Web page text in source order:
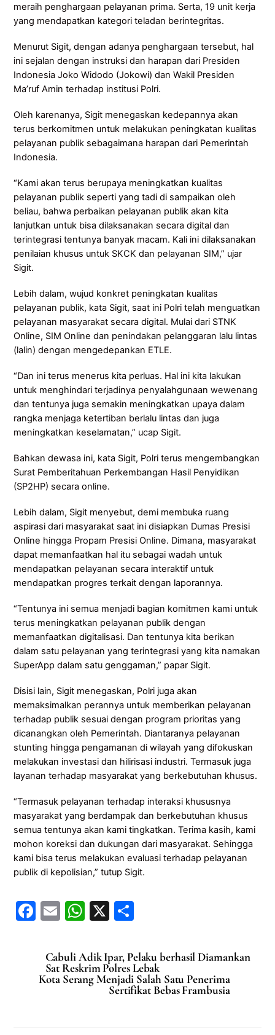
meraih penghargaan pelayanan prima. Serta, 19 unit kerja
yang mendapatkan kategori teladan berintegritas.
Menurut Sigit, dengan adanya penghargaan tersebut, hal
ini sejalan dengan instruksi dan harapan dari Presiden
Indonesia Joko Widodo (Jokowi) dan Wakil Presiden
Ma’ruf Amin terhadap institusi Polri.
Oleh karenanya, Sigit menegaskan kedepannya akan
terus berkomitmen untuk melakukan peningkatan kualitas
pelayanan publik sebagaimana harapan dari Pemerintah
Indonesia.
“Kami akan terus berupaya meningkatkan kualitas
pelayanan publik seperti yang tadi di sampaikan oleh
beliau, bahwa perbaikan pelayanan publik akan kita
lanjutkan untuk bisa dilaksanakan secara digital dan
terintegrasi tentunya banyak macam. Kali ini dilaksanakan
penilaian khusus untuk SKCK dan pelayanan SIM,” ujar
Sigit.
Lebih dalam, wujud konkret peningkatan kualitas
pelayanan publik, kata Sigit, saat ini Polri telah menguatkan
pelayanan masyarakat secara digital. Mulai dari STNK
Online, SIM Online dan penindakan pelanggaran lalu lintas
(lalin) dengan mengedepankan ETLE.
“Dan ini terus menerus kita perluas. Hal ini kita lakukan
untuk menghindari terjadinya penyalahgunaan wewenang
dan tentunya juga semakin meningkatkan upaya dalam
rangka menjaga ketertiban berlalu lintas dan juga
meningkatkan keselamatan,” ucap Sigit.
Bahkan dewasa ini, kata Sigit, Polri terus mengembangkan
Surat Pemberitahuan Perkembangan Hasil Penyidikan
(SP2HP) secara online.
Lebih dalam, Sigit menyebut, demi membuka ruang
aspirasi dari masyarakat saat ini disiapkan Dumas Presisi
Online hingga Propam Presisi Online. Dimana, masyarakat
dapat memanfaatkan hal itu sebagai wadah untuk
mendapatkan pelayanan secara interaktif untuk
mendapatkan progres terkait dengan laporannya.
“Tentunya ini semua menjadi bagian komitmen kami untuk
terus meningkatkan pelayanan publik dengan
memanfaatkan digitalisasi. Dan tentunya kita berikan
dalam satu pelayanan yang terintegrasi yang kita namakan
SuperApp dalam satu genggaman,” papar Sigit.
Disisi lain, Sigit menegaskan, Polri juga akan
memaksimalkan perannya untuk memberikan pelayanan
terhadap publik sesuai dengan program prioritas yang
dicanangkan oleh Pemerintah. Diantaranya pelayanan
stunting hingga pengamanan di wilayah yang difokuskan
melakukan investasi dan hilirisasi industri. Termasuk juga
layanan terhadap masyarakat yang berkebutuhan khusus.
“Termasuk pelayanan terhadap interaksi khususnya
masyarakat yang berdampak dan berkebutuhan khusus
semua tentunya akan kami tingkatkan. Terima kasih, kami
mohon koreksi dan dukungan dari masyarakat. Sehingga
kami bisa terus melakukan evaluasi terhadap pelayanan
publik di kepolisian,” tutup Sigit.
F
c
e
b
E
ai
l
W
at
s
A
X
ar
e
Cabuli Adik Ipar, Pelaku berhasil Diamankan
Sat Reskrim Polres Lebak
Kota Serang Menjadi Salah Satu Penerima
Sertifikat Bebas Frambusia